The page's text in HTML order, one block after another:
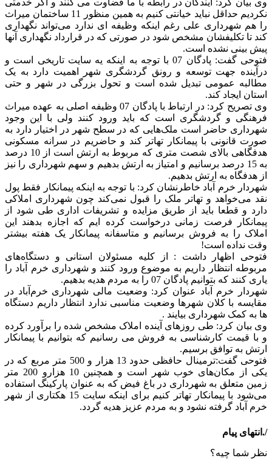
نکردیم حداقل نباید خیانتی کنیم به همین منظور 11 ساختمان میراث
را هم شهرداری علی رغم اینکه وظیفه ای ندارد می‌تواند نگهداری
کند تا تکلیفشان مشخص شود در صورتی که در قرارداد نگهداری آنها
پیش بینی نشده است.
فتوحی گفت: پادگان 07 با توجه به اینکه یه سایت تاریخی است و
درآینده جهت توسعه و رونق گردشگری شهر اهمیت دارد به یک
مطالبه عمومی تبدیل شده است و تحول بزرگی در شهر و حتی
استان ایجاد کند.
وی تصریح کرد: در ارتباط با پادگان 07 وظیفه اصلی به عهده میراث
فرهنگی و گردشگری است که باید ورود کنند ولی با این وجود
شهرداری حاضر است ملک‌هایی که در سطح شهر در اختیار دارد به
صورت قانونی با پیمانکار تهاتر کند و حاضریم در سرانه مسکونی
هدفگاهی بالای شصت متری که مربوط به ارتش است از 10 درصد
به 15 درصد برسانیم و امتیاز به ارتش بدهیم و سهم شهرداری را نیز
از هدفگاه به ارتش بدهیم.
شهردار خرم آباد خاطرنشان کرد: با توجه به اینکه پیمانکار فقط پول
نقد می‌خواهد و تهاتر ملک را قبول نمی‌کند چون شهرداری املاکی
دارد و قطعا باید از طریق مزایده و تشریفات اداری طی شود از
پیمانکار فرصت زمانی درخواست کرده ایم که اجازه بدهند این
املاک را به فروش برسانیم و متاسفانه پیمانکار یک هفته بیشتر
وقت نداده است!
فتوحی اظهار داشت : از کلیه مسئولان استانی و دستگاه‌های
مربوطه انتظار داریم به موضوع ورود کنند و شهرداری خرم آباد را
یاری کنند که بتوانیم پادگان 07 را به مردم هدیه بدهیم.
شهردار خرم آباد عنوان کرد: وضعیت مالی شهرداری خرم‌آباد در
مقایسه با کلان شهرها وضعیت مناسبی ندارد انتظار داریم دستگاه
ها به کمک شهرداری بیایند .
وی بیان کرد: طی روزهای آینده املاک مشخص شده را برآورد کرده
و با قیمت کارشناسی به فروش می رسانیم که بتوانیم با پیمانکار
ارتش به توافق برسیم.
فتوحی گفت:ترمینال حافظی حدود 13 هزار و 500 متر مربع که در
یکی از مکان‌های خوب شهر است و همچنین 10 هزارو 200 متر
زمین متعلق به شهرداری در باغ فیض که به عنوان پارکینگ استفاده
می‌شود با پیمانکار تهاتر کنیم برای اینکه سایت 15 هکتاری از شهر
خرم آباد گرفته نشود و به مردم عزیز هدیه گردد.
/.انتهای پیام
نظر شما چیه؟